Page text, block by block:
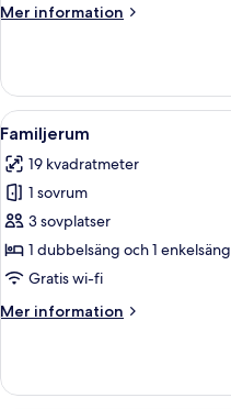
Mer information
Mer
tvåbäddsrum
Öppna
alla
foton
för
Familjerum
4
Familjerum
19 kvadratmeter
1 sovrum
3 sovplatser
1 dubbelsäng och 1 enkelsäng
Gratis wi-fi
Mer information
Mer